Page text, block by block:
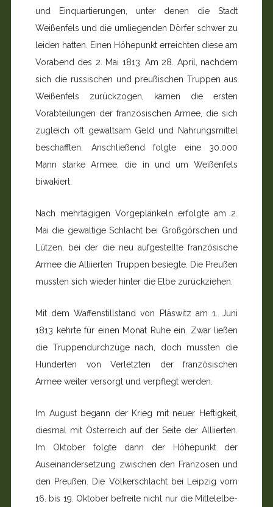
und Einquartierungen, unter denen die Stadt
Weißenfels und die umliegenden Dörfer schwer zu
leiden hatten. Einen Höhe­punkt erreichten diese am
Vorabend des 2. Mai 1813. Am 28. April, nachdem
sich die russischen und preußischen Trup­pen aus
Weißenfels zurückzogen, kamen die ersten
Vorabteilungen der französischen Armee, die sich
zugleich oft gewaltsam Geld und Nahrungsmittel
beschafften. An­schließend folgte eine 30.000
Mann starke Armee, die in und um Weißenfels
biwakiert.
Nach mehrtägigen Vorgeplänkeln erfolgte am 2.
Mai die gewaltige Schlacht bei Großgörschen und
Lützen, bei der die neu aufgestellte französische
Armee die Alliierten Trup­pen besiegte. Die Preußen
mussten sich wieder hinter die Elbe zurückziehen.
Mit dem Waffenstillstand von Pläswitz am 1. Juni
1813 kehrte für einen Monat Ruhe ein. Zwar ließen
die Truppen­durchzüge nach, doch mussten die
Hunderten von Verletzten der französischen
Armee weiter versorgt und verpflegt werden.
Im August begann der Krieg mit neuer Heftigkeit,
diesmal mit Österreich auf der Seite der Alliierten.
Im Oktober folgte dann der Höhepunkt der
Auseinandersetzung zwischen den Franzosen und
den Preußen. Die Völkerschlacht bei Leipzig vom
16. bis 19. Oktober befreite nicht nur die Mittelelbe-